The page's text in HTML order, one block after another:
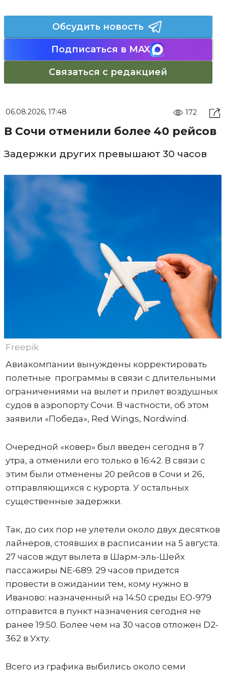
Обсудить новость
Подписаться в MAX
Связаться с редакцией
06.08.2026, 17:48 172
В Сочи отменили более 40 рейсов
Задержки других превышают 30 часов
Freepik
Авиакомпании вынуждены корректировать
полетные программы в связи с длительными
ограничениями на вылет и прилет воздушных
судов в аэропорту Сочи. В частности, об этом
заявили «Победа», Red Wings, Nordwind.
Очередной «ковер» был введен сегодня в 7
утра, а отменили его только в 16:42. В связи с
этим были отменены 20 рейсов в Сочи и 26,
отправляющихся с курорта. У остальных
существенные задержки.
Так, до сих пор не улетели около двух десятков
лайнеров, стоявших в расписании на 5 августа.
27 часов ждут вылета в Шарм-эль-Шейх
пассажиры NE-689. 29 часов придется
провести в ожидании тем, кому нужно в
Иваново: назначенный на 14:50 среды ЕО-979
отправится в пункт назначения сегодня не
ранее 19:50. Более чем на 30 часов отложен D2-
362 в Ухту.
Всего из графика выбились около семи